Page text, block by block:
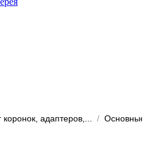
коронок, адаптеров,... / Основные